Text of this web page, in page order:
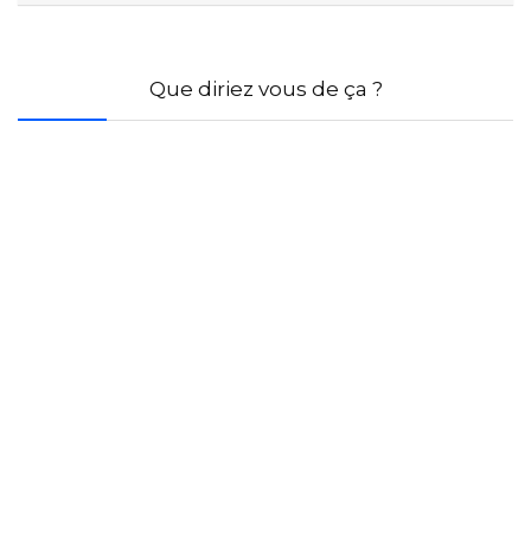
Que diriez vous de ça ?